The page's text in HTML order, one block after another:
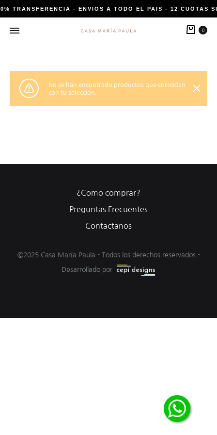
0
No se han encontrado productos que coincidan
con tu selección.
©2025 Casa María Paula - Todos los derechos reservados -
Desarrollado por
¿Como comprar?
Preguntas Frecuentes
Contactanos
TRANSFERENCIA - ENVIOS A TODO EL PAIS - 12